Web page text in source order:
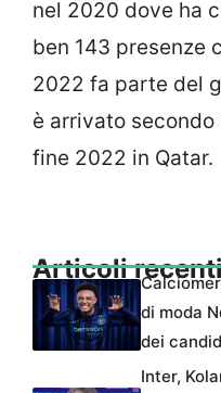
nel 2020 dove ha
ben 143 presenze
2022 fa parte del
è arrivato
fine 2022 in Qatar.
Articoli
di moda
dei
Inter,